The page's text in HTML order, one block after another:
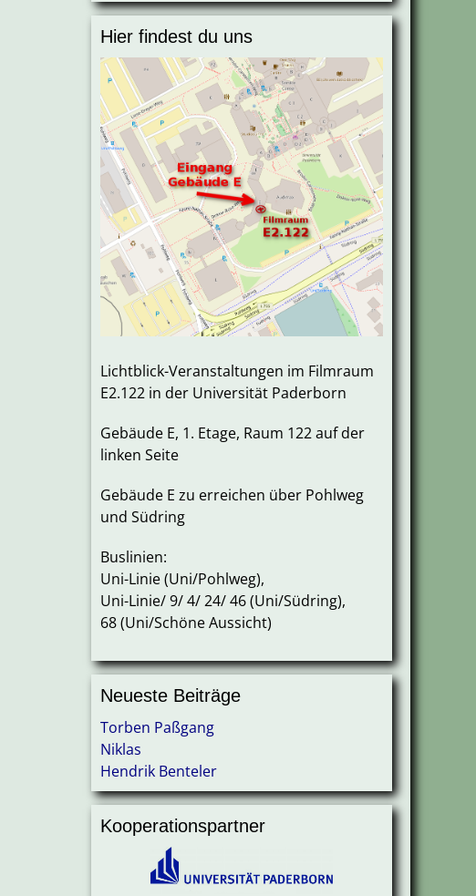
Hier findest du uns
Lichtblick-Veranstaltungen im Filmraum
E2.122 in der Universität Paderborn
Gebäude E, 1. Etage, Raum 122 auf der
linken Seite
Gebäude E zu erreichen über Pohlweg
und Südring
Buslinien:
Uni-Linie (Uni/Pohlweg),
Uni-Linie/ 9/ 4/ 24/ 46 (Uni/Südring),
68 (Uni/Schöne Aussicht)
Neueste Beiträge
Torben Paßgang
Niklas
Hendrik Benteler
Kooperationspartner